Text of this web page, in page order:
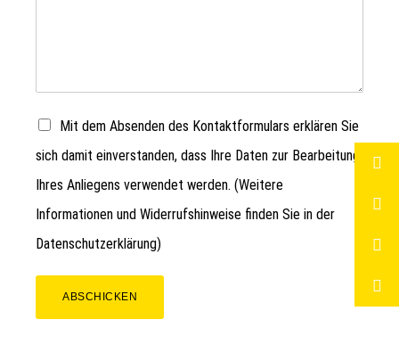
Mit dem Absenden des Kontaktformulars erklären Sie
sich damit einverstanden, dass Ihre Daten zur Bearbeitung
Ihres Anliegens verwendet werden. (Weitere
Informationen und Widerrufshinweise finden Sie in der
Datenschutzerklärung)
ABSCHICKEN